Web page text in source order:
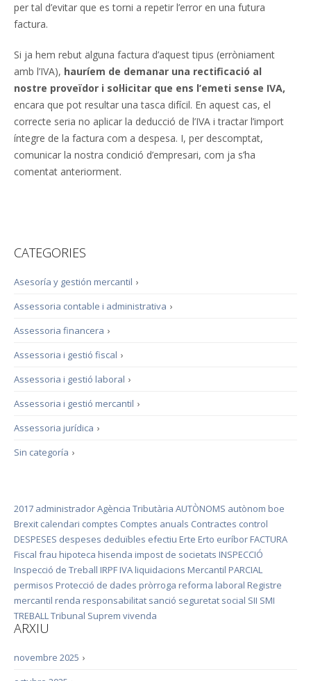
per tal d’evitar que es torni a repetir l’error en una futura
factura.
Si ja hem rebut alguna factura d’aquest tipus (erròniament
amb l’IVA), hauríem de demanar una rectificació al
nostre proveïdor i sol·licitar que ens l’emeti sense IVA,
encara que pot resultar una tasca difícil. En aquest cas, el
correcte seria no aplicar la deducció de l’IVA i tractar l’import
íntegre de la factura com a despesa. I, per descomptat,
comunicar la nostra condició d’empresari, com ja s’ha
comentat anteriorment.
CATEGORIES
›
Asesoría y gestión mercantil
›
Assessoria contable i administrativa
›
Assessoria financera
›
Assessoria i gestió fiscal
›
Assessoria i gestió laboral
›
Assessoria i gestió mercantil
›
Assessoria jurídica
›
Sin categoría
2017 administradorAgència Tributària AUTÒNOMS autònom boe
Brexit calendari comptes Comptes anuals Contractes control
DESPESES despeses deduïbles efectiu Erte Erto euríbor FACTURA
Fiscal frau hipoteca hisenda impost de societats INSPECCIÓ
Inspecció de Treball IRPF IVA liquidacions Mercantil PARCIAL
permisos Protecció de dades pròrroga reforma laboral Registre
mercantil renda responsabilitat sanció seguretat social SII SMI
TREBALLTribunal Suprem vivenda
ARXIU
›
novembre 2025